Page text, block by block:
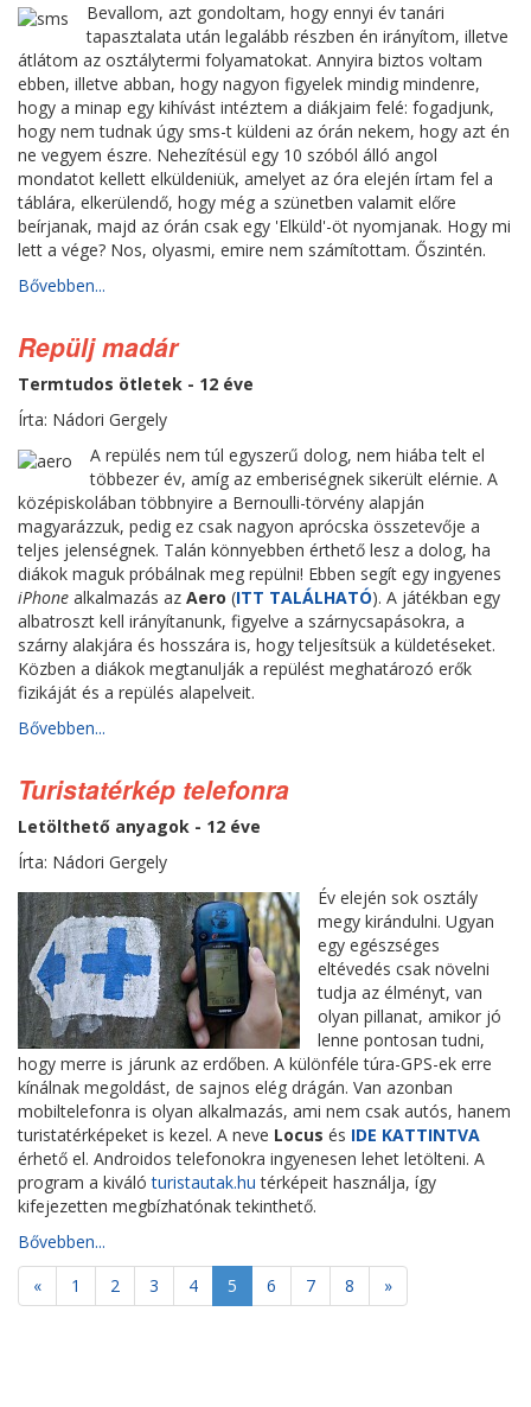
Bevallom, azt gondoltam, hogy ennyi év tanári
tapasztalata után legalább részben én irányítom, illetve
átlátom az osztálytermi folyamatokat. Annyira biztos voltam
ebben, illetve abban, hogy nagyon figyelek mindig mindenre,
hogy a minap egy kihívást intéztem a diákjaim felé: fogadjunk,
hogy nem tudnak úgy sms-t küldeni az órán nekem, hogy azt én
ne vegyem észre. Nehezítésül egy 10 szóból álló angol
mondatot kellett elküldeniük, amelyet az óra elején írtam fel a
táblára, elkerülendő, hogy még a szünetben valamit előre
beírjanak, majd az órán csak egy 'Elküld'-öt nyomjanak. Hogy mi
lett a vége? Nos, olyasmi, emire nem számítottam. Őszintén.
Bővebben...
Repülj madár
Termtudos ötletek - 12 éve
Írta: Nádori Gergely
A repülés nem túl egyszerű dolog, nem hiába telt el
többezer év, amíg az emberiségnek sikerült elérnie. A
középiskolában többnyire a Bernoulli-törvény alapján
magyarázzuk, pedig ez csak nagyon aprócska összetevője a
teljes jelenségnek. Talán könnyebben érthető lesz a dolog, ha
diákok maguk próbálnak meg repülni! Ebben segít egy ingyenes
iPhone alkalmazás az Aero (ITT TALÁLHATÓ). A játékban egy
albatroszt kell irányítanunk, figyelve a szárnycsapásokra, a
szárny alakjára és hosszára is, hogy teljesítsük a küldetéseket.
Közben a diákok megtanulják a repülést meghatározó erők
fizikáját és a repülés alapelveit.
Bővebben...
Turistatérkép telefonra
Letölthető anyagok - 12 éve
Írta: Nádori Gergely
Év elején sok osztály
megy kirándulni. Ugyan
egy egészséges
eltévedés csak növelni
tudja az élményt, van
olyan pillanat, amikor jó
lenne pontosan tudni,
hogy merre is járunk az erdőben. A különféle túra-GPS-ek erre
kínálnak megoldást, de sajnos elég drágán. Van azonban
mobiltelefonra is olyan alkalmazás, ami nem csak autós, hanem
turistatérképeket is kezel. A neve Locus és IDE KATTINTVA
érhető el. Androidos telefonokra ingyenesen lehet letölteni. A
program a kiválóturistautak.hu térképeit használja, így
kifejezetten megbízhatónak tekinthető.
Bővebben...
«
1 2 3 4 5 6 7 8 »